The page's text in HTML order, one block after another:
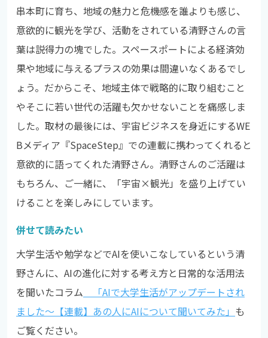
串本町に育ち、地域の魅力と危機感を誰よりも感じ、
意欲的に観光を学び、活動をされている清野さんの言
葉は説得力の塊でした。スペースポートによる経済効
果や地域に与えるプラスの効果は間違いなくあるでし
ょう。だからこそ、地域主体で戦略的に取り組むこと
やそこに若い世代の活躍も欠かせないことを痛感しま
した。取材の最後には、宇宙ビジネスを身近にするWE
Bメディア『SpaceStep』での連載に携わってくれると
意欲的に語ってくれた清野さん。清野さんのご活躍は
もちろん、ご一緒に、「宇宙×観光」を盛り上げてい
けることを楽しみにしています。
併せて読みたい
大学生活や勉学などでAIを使いこなしているという清
野さんに、AIの進化に対する考え方と日常的な活用法
を聞いたコラム 「AIで大学生活がアップデートされ
ました～【連載】あの人にAIについて聞いてみた」 も
ご覧ください。